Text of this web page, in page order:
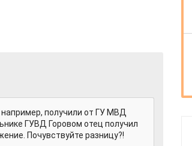
получили от ГУ МВД
ГУВД Горовом отец получил
Почувствуйте разницу?!